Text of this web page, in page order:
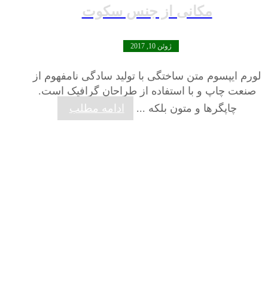
مکانی از جنس سکوت
ژوئن 10, 2017
لورم ایپسوم متن ساختگی با تولید سادگی نامفهوم از
صنعت چاپ و با استفاده از طراحان گرافیک است.
چاپگرها و متون بلکه ...
ادامه مطلب